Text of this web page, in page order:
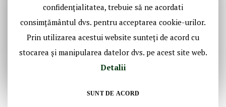
confidențialitatea, trebuie să ne acordati
consimțământul dvs. pentru acceptarea cookie-urilor.
Prin utilizarea acestui website sunteți de acord cu
stocarea și manipularea datelor dvs. pe acest site web.
Detalii
SUNT DE ACORD
Copyright © Casa de Licitaţii Historic SRL
Social Media Historic